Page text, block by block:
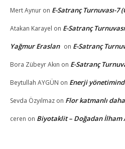
Mert Aynur on E-Satranç Turnuvası-7
Atakan Karayel on E-Satranç
Yağmur Eraslan on E-Satranç
Bora Zübeyr Akın on E-Satranç
Beytullah AYGÜN on Enerji
Sevda Özyılmaz on Flor katmanlı
ceren on Biyotaklit – Doğadan İlham